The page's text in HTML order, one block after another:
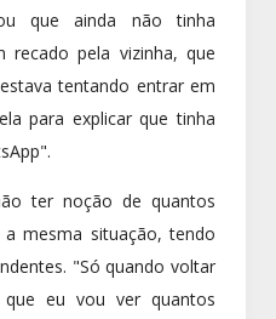
que ainda não tinha
recado pela vizinha, que
tentando entrar em
para explicar que tinha
ter noção de quantos
mesma situação, tendo
"Só quando voltar
eu vou ver quantos